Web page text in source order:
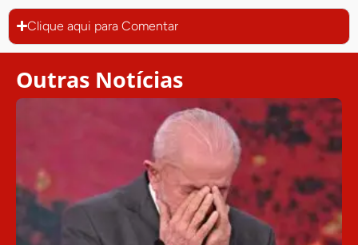
Clique aqui para Comentar
Outras Notícias